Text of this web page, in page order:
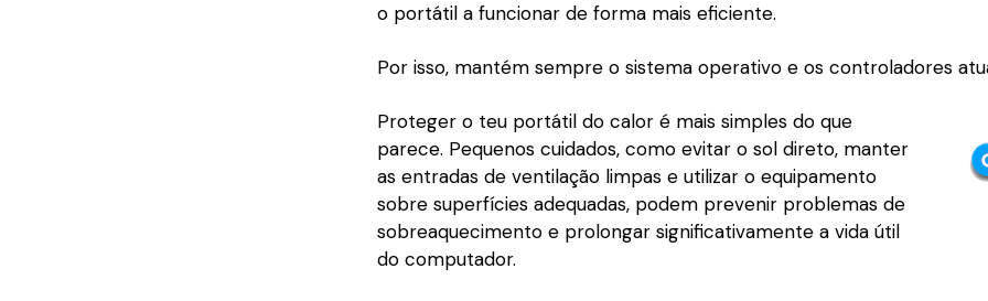
o portátil a funcionar de forma mais eficiente.
Por isso, mantém sempre o sistema operativo e os controladores
Proteger o teu portátil do calor é mais simples do que
parece. Pequenos cuidados, como evitar o sol direto, manter
as entradas de ventilação limpas e utilizar o equipamento
sobre superfícies adequadas, podem prevenir problemas de
sobreaquecimento e prolongar significativamente a vida útil
do computador.